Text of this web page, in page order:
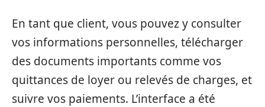
En tant que client, vous pouvez y consulter
vos informations personnelles, télécharger
des documents importants comme vos
quittances de loyer ou relevés de charges, et
suivre vos paiements. L’interface a été